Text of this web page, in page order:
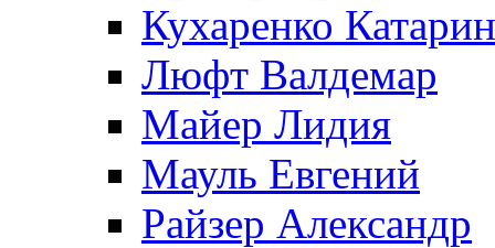
Кухаренко
Люфт Валдемaр
Майер Лидия
Мауль Евгений
Райзер Александр